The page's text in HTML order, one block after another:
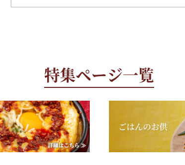
特集ページ一覧